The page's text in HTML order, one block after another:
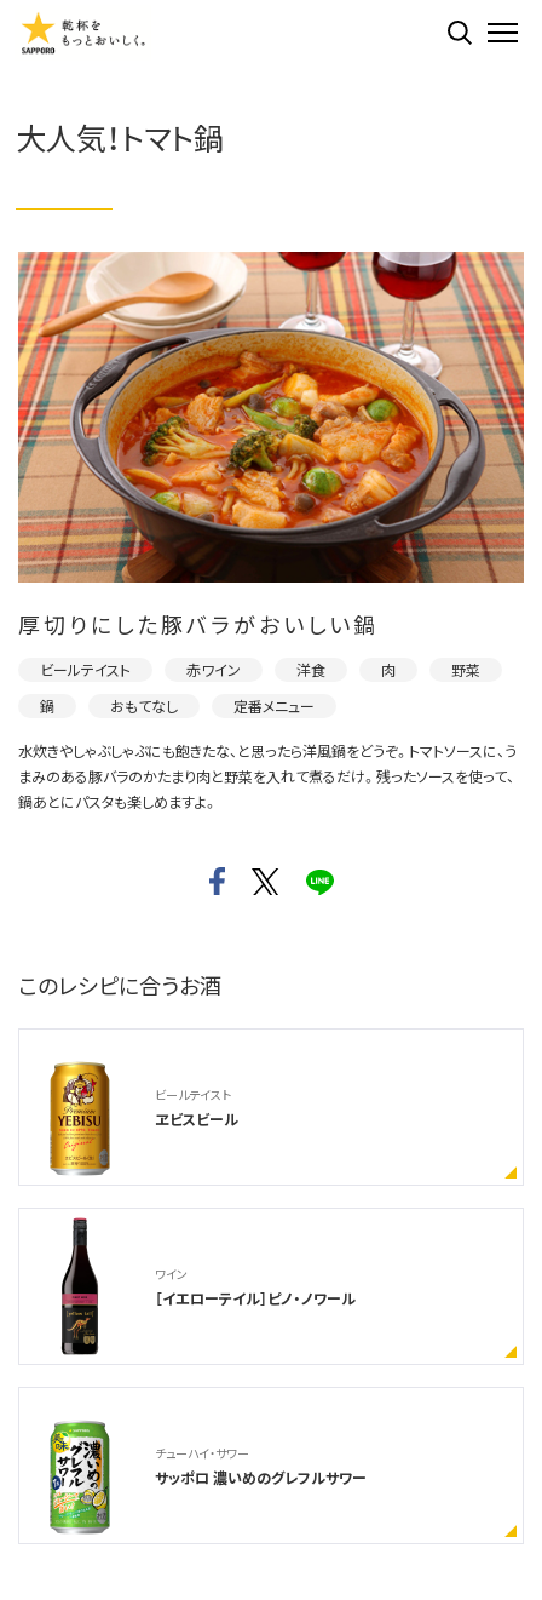
検索する
大人気！トマト鍋
厚切りにした豚バラがおいしい鍋
ビールテイスト 赤ワイン 洋食 肉
野菜
鍋
おもてなし 定番メニュー
水炊きやしゃぶしゃぶにも飽きたな、と思ったら洋風鍋をどうぞ。トマトソースに、う
まみのある豚バラのかたまり肉と野菜を入れて煮るだけ。残ったソースを使って、
鍋あとにパスタも楽しめますよ。
このレシピに合うお酒
ビールテイスト
ヱビスビール
ワイン
［イエローテイル］ピノ・ノワール
チューハイ・サワー
サッポロ 濃いめのグレフルサワー